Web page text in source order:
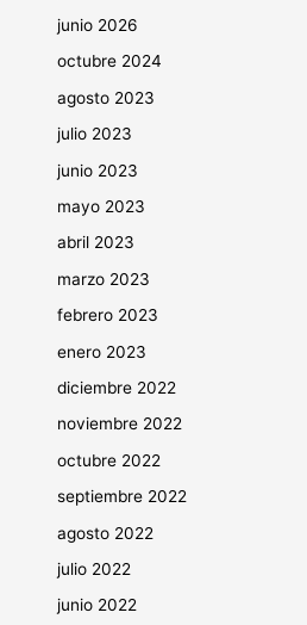
junio 2026
octubre 2024
agosto 2023
julio 2023
junio 2023
mayo 2023
abril 2023
marzo 2023
febrero 2023
enero 2023
diciembre 2022
noviembre 2022
octubre 2022
septiembre 2022
agosto 2022
julio 2022
junio 2022